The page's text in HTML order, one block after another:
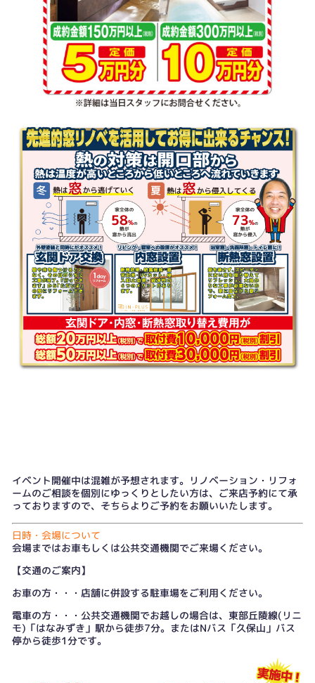
イベント開催中は混雑が予想されます。リノベーション・リフォ
ームのご相談を個別にゆっくりとしたい方は、 ご来店予約にて承
っておりますので、そちらよりご予約をお願いいたします。
日時・会場について
会場まではお車もしくは公共交通機関でご来場ください。
【交通のご案内】
お車の方・・・店舗に併設する駐車場をご利用ください。
電車の方・・・公共交通機関でお越しの場合は、東部丘陵線(リニ
モ)「はなみずき」駅から徒歩7分。またはNバス「久保山」バス
停から徒歩1分です。